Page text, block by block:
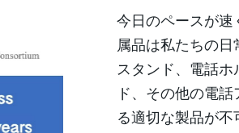
今日のペースが速
属品は私たちの
スタンド、電話ホ
ド、その他の電
る適切な製品が